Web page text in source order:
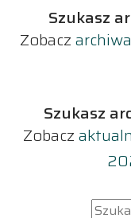
Szukasz
Zobacz
Szukasz
Zobacz
Szukaj